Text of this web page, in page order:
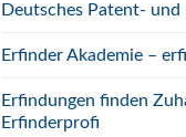
Deutsches Patent-
Erfinder Akademie –
Erfindungen finden
Erfinderprofi